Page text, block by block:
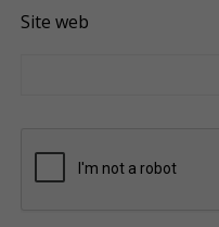
Site web